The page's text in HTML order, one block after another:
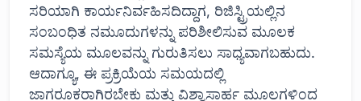
ಸರಿಯಾಗಿ ಕಾರ್ಯನಿರ್ವಹಿಸದಿದ್ದಾಗ, ರಿಜಿಸ್ಟ್ರಿಯಲ್ಲಿನ
ಸಂಬಂಧಿತ ನಮೂದುಗಳನ್ನು ಪರಿಶೀಲಿಸುವ ಮೂಲಕ
ಸಮಸ್ಯೆಯ ಮೂಲವನ್ನು ಗುರುತಿಸಲು ಸಾಧ್ಯವಾಗಬಹುದು.
ಆದಾಗ್ಯೂ, ಈ ಪ್ರಕ್ರಿಯೆಯ ಸಮಯದಲ್ಲಿ
ಜಾಗರೂಕರಾಗಿರಬೇಕು ಮತ್ತು ವಿಶ್ವಾಸಾರ್ಹ ಮೂಲಗಳಿಂದ